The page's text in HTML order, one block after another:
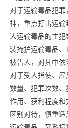
对于运输毒品犯
神，重点打击运输
人运输毒品的主
装掩护运输毒品、
被告人，对其中依
对于受人指使、
数量、犯罪次数、
作用、获利程度和
区别对待，慎重